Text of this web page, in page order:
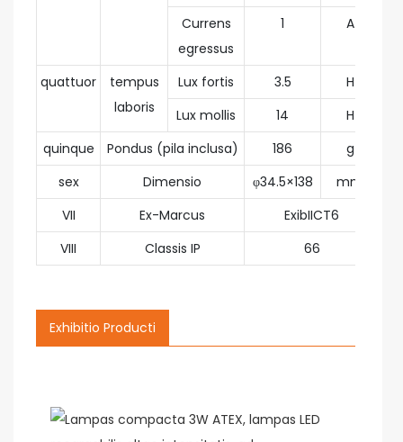
Currens
egressus
1 A
quattuor
tempus
laboris
Lux fortis 3.5
H
Lux mollis
14
H
quinque
Pondus (pila inclusa) 186
g
sex
Dimensio φ34.5×138
mm
VII
Ex-Marcus
ExibIICT6
VIII
Classis IP 66
Exhibitio Producti